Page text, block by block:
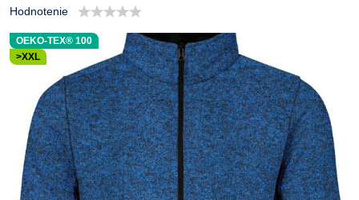
OEKO-TEX® 100
>XXL
Hodnotenie